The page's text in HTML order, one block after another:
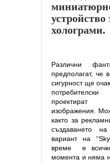
устройство
холограми.
Различни
предполагат,
сигурност ще
проектират
изображения.
както за
създаването на
вариант на
време
е
момента и няма